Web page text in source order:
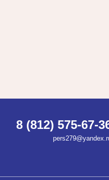
8 (812) 575-67-